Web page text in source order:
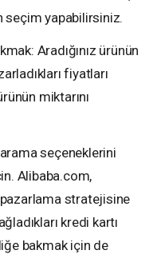
seçim yapabilirsiniz.
Aradığınız ürünün
fiyatları
miktarını
seçeneklerini
Alibaba.com,
stratejisine
kredi kartı
bakmak için de